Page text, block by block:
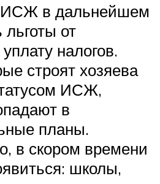
ИСЖ в дальнейшем
льготы от
налогов.
строят хозяева
ИСЖ,
в
планы.
в скором времени
школы,